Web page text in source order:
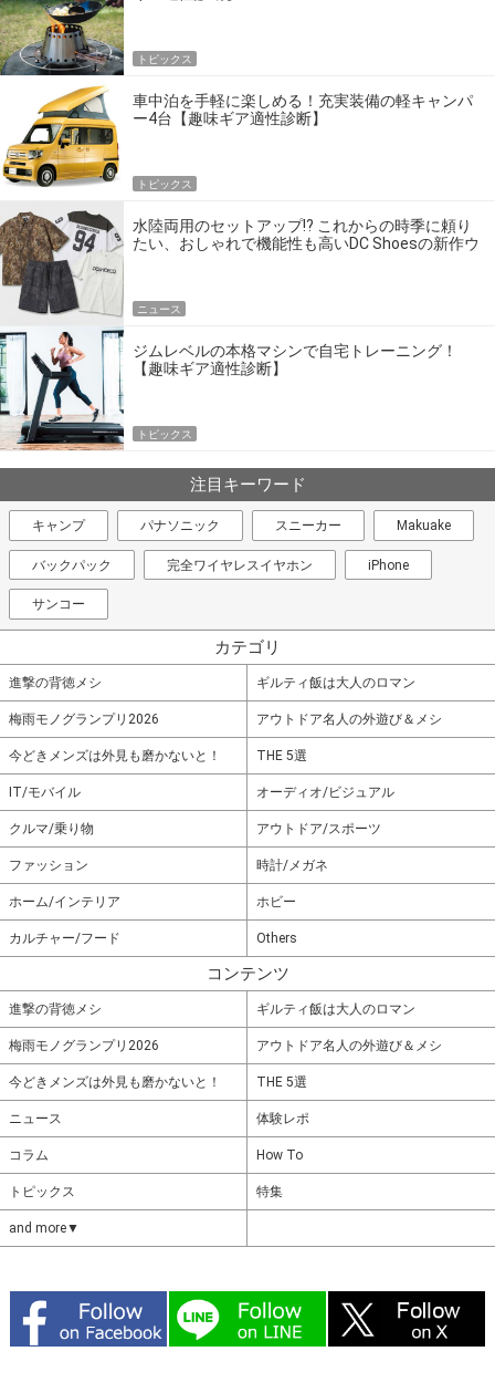
トピックス
車中泊を手軽に楽しめる！充実装備の軽キャンパ
ー4台【趣味ギア適性診断】
トピックス
水陸両用のセットアップ!? これからの時季に頼り
たい、おしゃれで機能性も高いDC Shoesの新作ウ
ニュース
ジムレベルの本格マシンで自宅トレーニング！
【趣味ギア適性診断】
トピックス
注目キーワード
キャンプ パナソニック スニーカー Makuake
バックパック 完全ワイヤレスイヤホン iPhone
サンコー
カテゴリ
進撃の背徳メシ ギルティ飯は大人のロマン
梅雨モノグランプリ2026 アウトドア名人の外遊び＆メシ
今どきメンズは外見も磨かないと！ THE 5選
IT/モバイル オーディオ/ビジュアル
クルマ/乗り物 アウトドア/スポーツ
ファッション 時計/メガネ
ホーム/インテリア ホビー
カルチャー/フード Others
コンテンツ
進撃の背徳メシ ギルティ飯は大人のロマン
梅雨モノグランプリ2026 アウトドア名人の外遊び＆メシ
今どきメンズは外見も磨かないと！ THE 5選
ニュース 体験レポ
コラム How To
トピックス 特集
and more▼